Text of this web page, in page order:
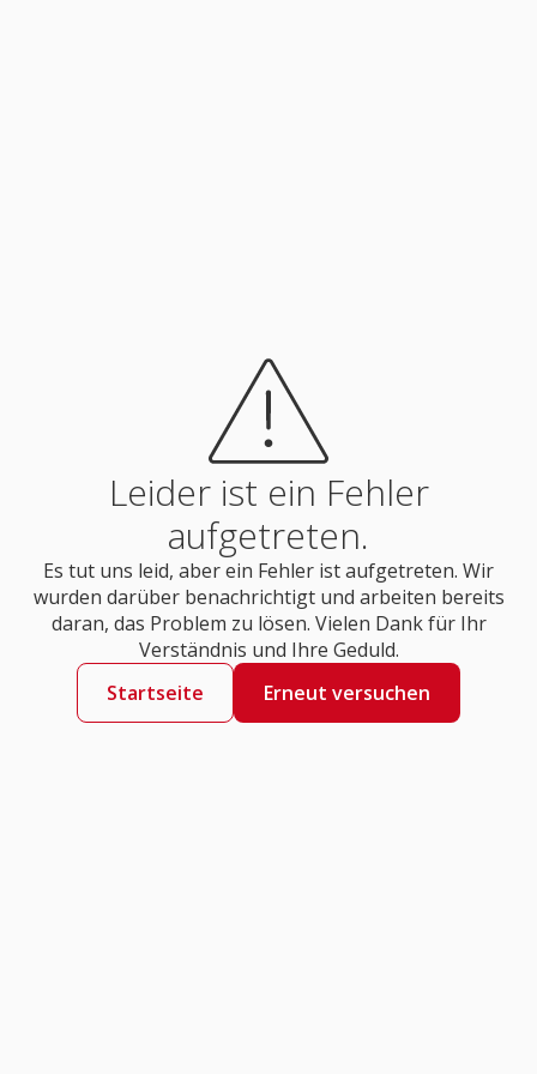
Leider ist ein Fehler
aufgetreten.
Es tut uns leid, aber ein Fehler ist aufgetreten. Wir
wurden darüber benachrichtigt und arbeiten bereits
daran, das Problem zu lösen. Vielen Dank für Ihr
Verständnis und Ihre Geduld.
Startseite
Erneut versuchen